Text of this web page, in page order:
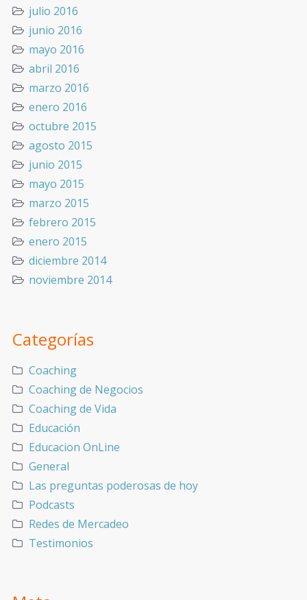
julio 2016
junio 2016
mayo 2016
abril 2016
marzo 2016
enero 2016
octubre 2015
agosto 2015
junio 2015
mayo 2015
marzo 2015
febrero 2015
enero 2015
diciembre 2014
noviembre 2014
Categorías
Coaching
Coaching de Negocios
Coaching de Vida
Educación
Educacion OnLine
General
Las preguntas poderosas de hoy
Podcasts
Redes de Mercadeo
Testimonios